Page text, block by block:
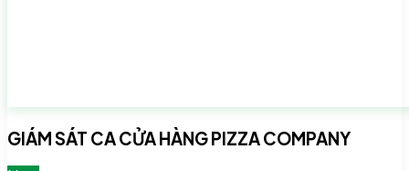
GIÁM SÁT CA CỬA HÀNG PIZZA COMPANY